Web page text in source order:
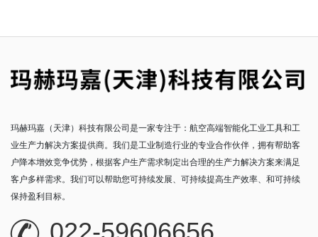
玛赫玛嘉（天津）科技有限公司是一家专注于：航空高端智能化工业工具和工
业生产力解决方案提供商。我们是工业制造行业的专业合作伙伴，拥有帮助客
户降本增效竞争优势，根据客户生产需求制定出合理的生产力解决方案来满足
客户多样需求。我们可以帮助您可持续发展、可持续提高生产效率、和可持续
保持盈利目标。